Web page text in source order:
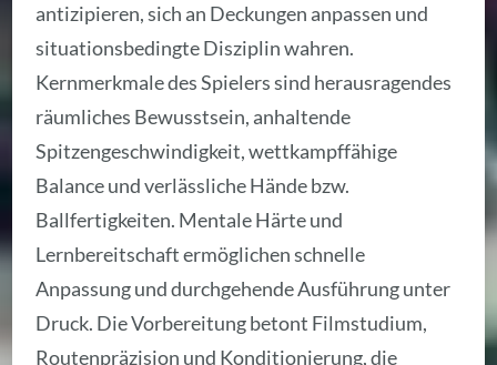
antizipieren, sich an Deckungen anpassen und
situationsbedingte Disziplin wahren.
Kernmerkmale des Spielers sind herausragendes
räumliches Bewusstsein, anhaltende
Spitzengeschwindigkeit, wettkampffähige
Balance und verlässliche Hände bzw.
Ballfertigkeiten. Mentale Härte und
Lernbereitschaft ermöglichen schnelle
Anpassung und durchgehende Ausführung unter
Druck. Die Vorbereitung betont Filmstudium,
Routenpräzision und Konditionierung, die